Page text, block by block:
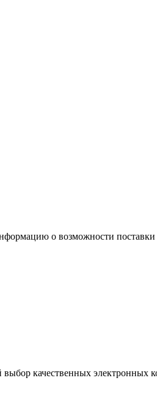
о возможности поставки
качественных электронных